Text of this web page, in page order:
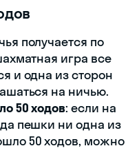
получается по
игра все
и одна из сторон
на ничью.
50 ходов: если на
пешки ни одна из
50 ходов, можно